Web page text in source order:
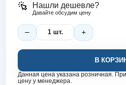
Нашли дешевле?
Давайте обсудим цену
В
Данная цена указана розничная.
цену у менеджера.